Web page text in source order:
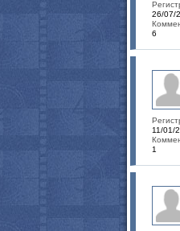
26/07/
6
11/01/
1